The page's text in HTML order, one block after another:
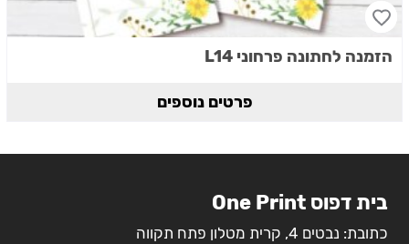
הזמנה לחתונה פרחוני L14
פרטים נוספים
בית דפוס One Print
כתובת: נבטים 4, קרית מטלון פתח תקווה